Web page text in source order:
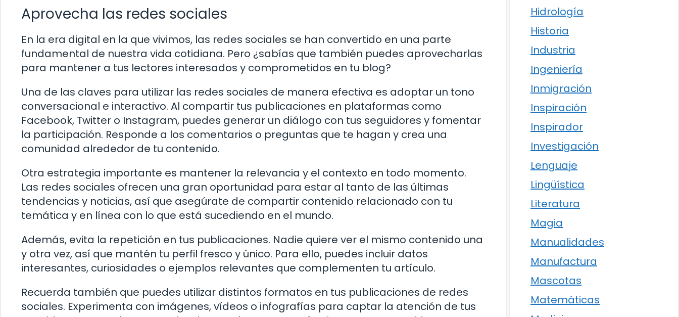
Aprovecha las redes sociales
En la era digital en la que vivimos, las redes sociales se han convertido en una parte
fundamental de nuestra vida cotidiana. Pero ¿sabías que también puedes aprovecharlas
para mantener a tus lectores interesados y comprometidos en tu blog?
Una de las claves para utilizar las redes sociales de manera efectiva es adoptar un tono
conversacional e interactivo. Al compartir tus publicaciones en plataformas como
Facebook, Twitter o Instagram, puedes generar un diálogo con tus seguidores y fomentar
la participación. Responde a los comentarios o preguntas que te hagan y crea una
comunidad alrededor de tu contenido.
Otra estrategia importante es mantener la relevancia y el contexto en todo momento.
Las redes sociales ofrecen una gran oportunidad para estar al tanto de las últimas
tendencias y noticias, así que asegúrate de compartir contenido relacionado con tu
temática y en línea con lo que está sucediendo en el mundo.
Además, evita la repetición en tus publicaciones. Nadie quiere ver el mismo contenido una
y otra vez, así que mantén tu perfil fresco y único. Para ello, puedes incluir datos
interesantes, curiosidades o ejemplos relevantes que complementen tu artículo.
Recuerda también que puedes utilizar distintos formatos en tus publicaciones de redes
sociales. Experimenta con imágenes, vídeos o infografías para captar la atención de tus
Hidrología
Historia
Industria
Ingeniería
Inmigración
Inspiración
Inspirador
Investigación
Lenguaje
Lingüística
Literatura
Magia
Manualidades
Manufactura
Mascotas
Matemáticas